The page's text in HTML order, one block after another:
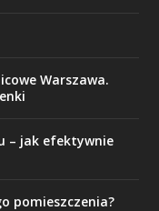
Warszawa.
– jak efektywnie
pomieszczenia?